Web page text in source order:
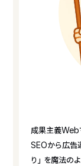
成果主義Web
SEOから広告
り」を魔法の